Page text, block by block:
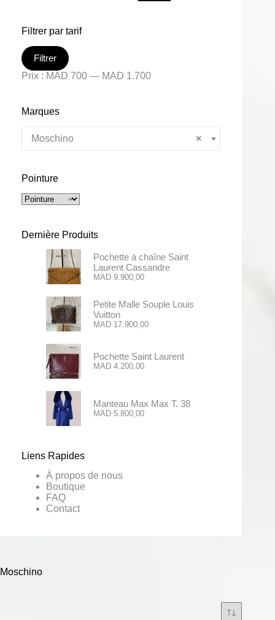
Moschino
Filtrer par tarif
Filtrer
Prix : MAD 700 — MAD 1.700
Marques
×
Moschino
Pointure
Dernière Produits
Pochette à chaîne Saint
Laurent Cassandre
MAD9.900,00
Petite Malle Souple Louis
Vuitton
MAD17.900,00
Pochette Saint Laurent
MAD4.200,00
Manteau Max Max T. 38
MAD5.800,00
Liens Rapides
À propos de nous
Boutique
FAQ
Contact